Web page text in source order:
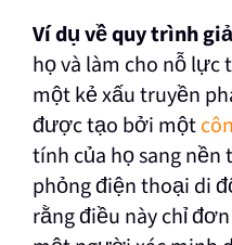
Ví dụ về quy trình
họ và làm cho nỗ
một kẻ xấu truyền
được tạo bởi một
tính của họ sang nền
phỏng điện thoại di
rằng điều này chỉ